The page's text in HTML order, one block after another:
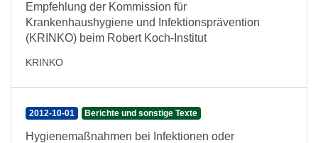
Empfehlung der Kommission für
Krankenhaushygiene und Infektionsprävention
(KRINKO) beim Robert Koch-Institut
KRINKO
2012-10-01 Berichte und sonstige Texte
Hygienemaßnahmen bei Infektionen oder